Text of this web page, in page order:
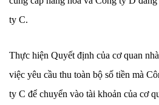
ty C.
Thực hiện Quyết định của cơ quan
việc yêu cầu thu toàn bộ số tiền mà
ty C để chuyển vào tài khoản của cơ